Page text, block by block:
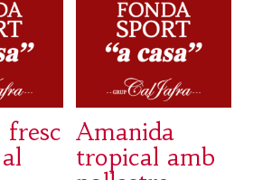
fresc Amanida
tropical amb